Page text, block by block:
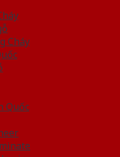
Cháy
Quốc